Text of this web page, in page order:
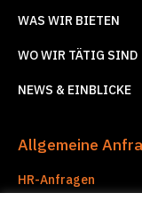
WAS WIR BIETEN
WO WIR TÄTIG SIND
NEWS & EINBLICKE
Allgemeine
HR-Anfragen
hr@compre-